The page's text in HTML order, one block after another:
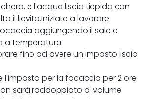
e l'acqua liscia tiepida con
il lievito.Iniziate a lavorare
aggiungendo il sale e
a temperatura
fino ad avere un impasto liscio
l'impasto per la focaccia per 2 ore
sarà raddoppiato di volume.